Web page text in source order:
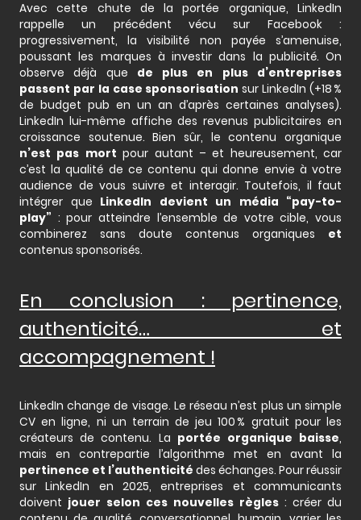
Avec cette chute de la portée organique, LinkedIn
rappelle un précédent vécu sur Facebook :
progressivement, la visibilité non payée s’amenuise,
poussant les marques à investir dans la publicité. On
observe déjà que de plus en plus d’entreprises
passent par la case sponsorisation sur LinkedIn (+18 %
de budget pub en un an d’après certaines analyses).
LinkedIn lui-même affiche des revenus publicitaires en
croissance soutenue. Bien sûr, le contenu organique
n’est pas mort pour autant – et heureusement, car
c’est la qualité de ce contenu qui donne envie à votre
audience de vous suivre et interagir. Toutefois, il faut
intégrer que LinkedIn devient un média “pay-to-
play” : pour atteindre l’ensemble de votre cible, vous
combinerez sans doute contenus organiques et
contenus sponsorisés.
En conclusion : pertinence,
authenticité… et
accompagnement !
LinkedIn change de visage. Le réseau n’est plus un simple
CV en ligne, ni un terrain de jeu 100 % gratuit pour les
créateurs de contenu. La portée organique baisse,
mais en contrepartie l’algorithme met en avant la
pertinence et l’authenticité des échanges. Pour réussir
sur LinkedIn en 2025, entreprises et communicants
doivent jouer selon ces nouvelles règles : créer du